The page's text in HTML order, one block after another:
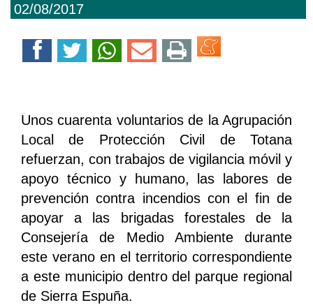
02/08/2017
Unos cuarenta voluntarios de la Agrupación
Local de Protección Civil de Totana
refuerzan, con trabajos de vigilancia móvil y
apoyo técnico y humano, las labores de
prevención contra incendios con el fin de
apoyar a las brigadas forestales de la
Consejería de Medio Ambiente durante
este verano en el territorio correspondiente
a este municipio dentro del parque regional
de Sierra Espuña.